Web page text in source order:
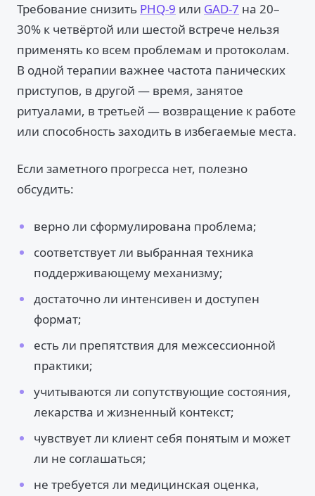
Требование снизить PHQ-9 или GAD-7 на 20–
30% к четвёртой или шестой встрече нельзя
применять ко всем проблемам и протоколам.
В одной терапии важнее частота панических
приступов, в другой — время, занятое
ритуалами, в третьей — возвращение к работе
или способность заходить в избегаемые места.
Если заметного прогресса нет, полезно
обсудить:
верно ли сформулирована проблема;
соответствует ли выбранная техника
поддерживающему механизму;
достаточно ли интенсивен и доступен
формат;
есть ли препятствия для межсессионной
практики;
учитываются ли сопутствующие состояния,
лекарства и жизненный контекст;
чувствует ли клиент себя понятым и может
ли не соглашаться;
не требуется ли медицинская оценка,